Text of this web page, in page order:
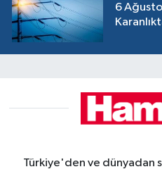
6
Türkiye'den ve dünyadan